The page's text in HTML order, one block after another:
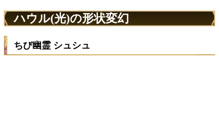
ハウル(光)の形状変幻
ちび幽霊 シュシュ